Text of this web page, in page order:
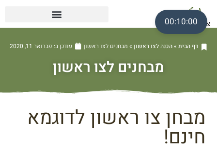
דף הבית »הכנה לצו ראשון » מבחנים לצו ראשון עודכן ב: פברואר 11, 2020
מבחנים לצו ראשון
מבחן צו ראשון לדוגמא
חינם!
00:10:00